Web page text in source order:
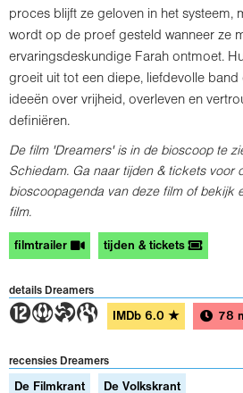
proces blijft ze geloven in het systeem,
wordt op de proef gesteld wanneer ze
ervaringsdeskundige Farah ontmoet.
groeit uit tot een diepe, liefdevolle band
ideeën over vrijheid, overleven en
definiëren.
De film 'Dreamers' is in de bioscoop te
Schiedam. Ga naar tijden & tickets voor
bioscoopagenda van deze film of bekijk
film.
filmtrailer tijden & tickets
details Dreamers
4STD IMDb 6.0 ★ 78
recensies Dreamers
De Filmkrant De Volkskrant